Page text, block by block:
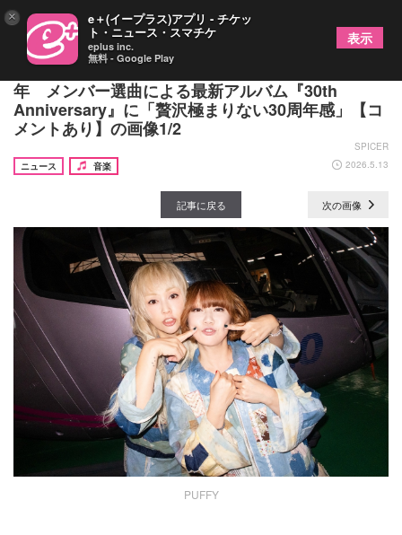
PUFFY、本日・2026年5月13日でデビュー30周
年 メンバー選曲による最新アルバム『30th
Anniversary』に「贅沢極まりない30周年感」【コ
メントあり】の画像1/2
SPICER
ニュース
音楽 2026.5.13
記事に戻る 次の画像
PUFFY
× e＋(イープラス)アプリ - チケッ
ト・ニュース・スマチケ
eplus inc.
無料 - Google Play
表示